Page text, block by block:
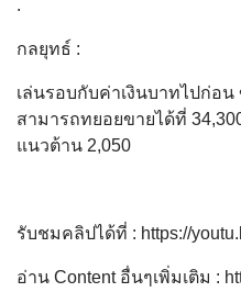
.
กลยุทธ์ :
เล่นรอบกับค่าเงินบาทไปก่อน
สามารถทยอยขายได้ที่
แนวต้าน 2,050
รับชมคลิปได้ที่ : https://
อ่าน Content อื่นๆเพิ่มเติม :